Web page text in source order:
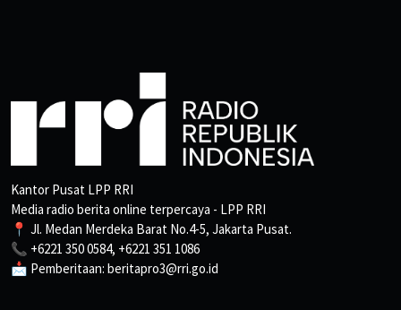
Kantor Pusat LPP RRI
Media radio berita online terpercaya - LPP RRI
📍 Jl. Medan Merdeka Barat No.4-5, Jakarta Pusat.
📞 +6221 350 0584, +6221 351 1086
📩 Pemberitaan: beritapro3@rri.go.id